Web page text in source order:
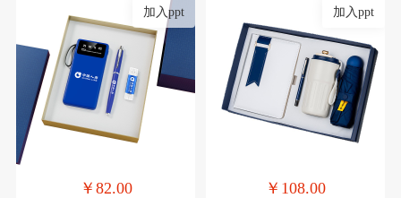
加入ppt
￥82.00
加入ppt
￥108.00